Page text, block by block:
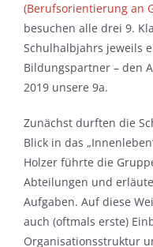
(Berufsorientierung an
besuchen alle drei 9.
Schulhalbjahrs jeweils
Bildungspartner – den
2019 unsere 9a.
Zunächst durften die
Blick in das
Holzer führte die
Abteilungen und
Aufgaben. Auf diese
auch (oftmals erste)
Organisationsstruktur